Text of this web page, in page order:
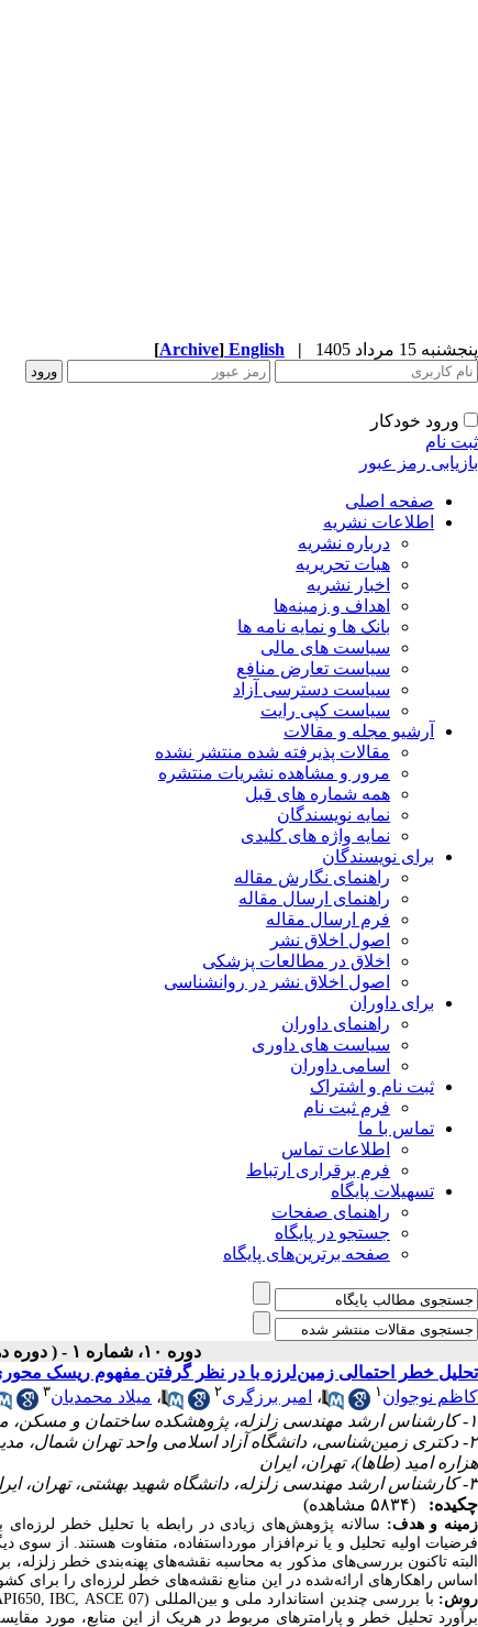
پنجشنبه 15 مرداد 1405 |
English
[Archive]
ورود خودکار
ثبت نام
بازیابی رمز عبور
صفحه اصلی
اطلاعات نشریه
درباره نشریه
هیات تحریریه
اخبار نشریه
اهداف و زمینه‌ها
بانک ها و نمایه نامه ها
سیاست های مالی
سیاست تعارض منافع
سیاست دسترسی آزاد
سیاست کپی رایت
آرشیو مجله و مقالات
مقالات پذیرفته شده منتشر نشده
مرور و مشاهده نشریات منتشره
همه شماره های قبل
نمایه نویسندگان
نمایه واژه های کلیدی
برای نویسندگان
راهنمای نگارش مقاله
راهنمای ارسال مقاله
فرم ارسال مقاله
اصول اخلاق نشر
اخلاق در مطالعات پزشکی
اصول اخلاق نشر در روانشناسی
برای داوران
راهنمای داوران
سیاست های داوری
اسامی داوران
ثبت نام و اشتراک
فرم ثبت نام
تماس با ما
اطلاعات تماس
فرم برقراری ارتباط
تسهیلات پایگاه
راهنمای صفحات
جستجو در پایگاه
صفحه برترین‌های پایگاه
دوره ۱۰، شماره ۱ - ( دوره دهم، شماره اول ،بهار ۱۳۹۹ )
تحلیل خطر احتمالی زمین‌لرزه با در نظر گرفتن مفهوم ریسک محوری
کاظم نوجوان ۱ ، امیر برزگری۲ ، میلاد محمدیان۳
۱- کارشناس ارشد مهندسی زلزله، پژوهشکده ساختمان و مسکن، مدیرعامل مهندسین مشاور طرح آفرینان هزاره امید (طاها)، تهران، ایران.
۲- دکتری زمین‌شناسی، دانشگاه آزاد اسلامی واحد تهران
هزاره امید (طاها)، تهران، ایران
۳- کارشناس ارشد مهندسی زلزله، دانشگاه شهید بهشتی، تهران، ایران
چکیده:
(۵۸۳۴ مشاهده)
زمینه و هدف: سالانه پژوهش‌های زیادی در رابطه با تحلیل خطر
فرضیات اولیه تحلیل و یا نرم‌افزار مورداستفاده، متفاوت هستند. از
البته تاکنون بررسی‌های مذکور به محاسبه نقشه‌های پهنه‌بندی خطر
اساس راهکارهای ارائه‌شده در این منابع نقشه‌های خطر لرزه‌ای را برای
روش‌: با بررسی چندین استاندارد ملی و بین‌المللی (ASCE 07
IBC,
برآورد تحلیل خطر و پارامترهای مربوط در هریک از این منابع، مورد